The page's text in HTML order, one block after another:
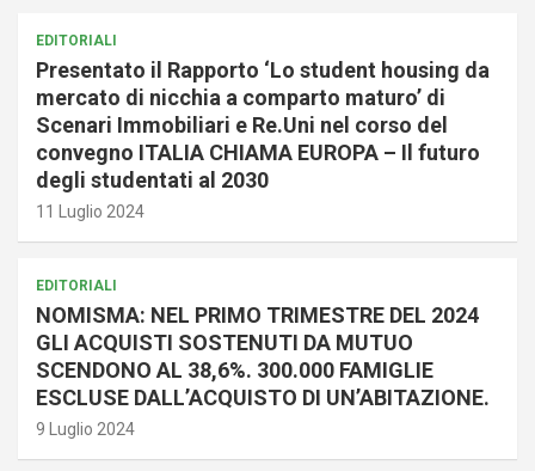
EDITORIALI
Presentato il Rapporto ‘Lo student housing da
mercato di nicchia a comparto maturo’ di
Scenari Immobiliari e Re.Uni nel corso del
convegno ITALIA CHIAMA EUROPA – Il futuro
degli studentati al 2030
11 Luglio 2024
EDITORIALI
NOMISMA: NEL PRIMO TRIMESTRE DEL 2024
GLI ACQUISTI SOSTENUTI DA MUTUO
SCENDONO AL 38,6%. 300.000 FAMIGLIE
ESCLUSE DALL’ACQUISTO DI UN’ABITAZIONE.
9 Luglio 2024